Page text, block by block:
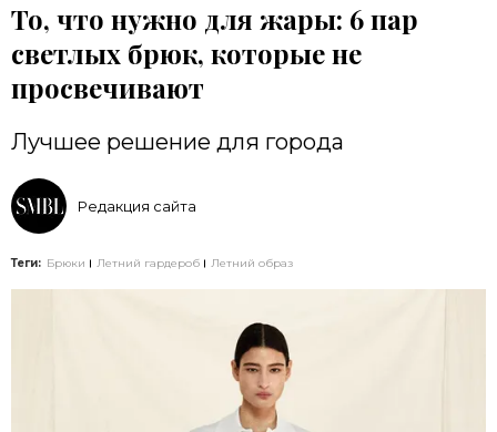
То, что нужно для жары: 6 пар
светлых брюк, которые не
просвечивают
Лучшее решение для города
Редакция сайта
Теги: Брюки Летний гардероб Летний образ